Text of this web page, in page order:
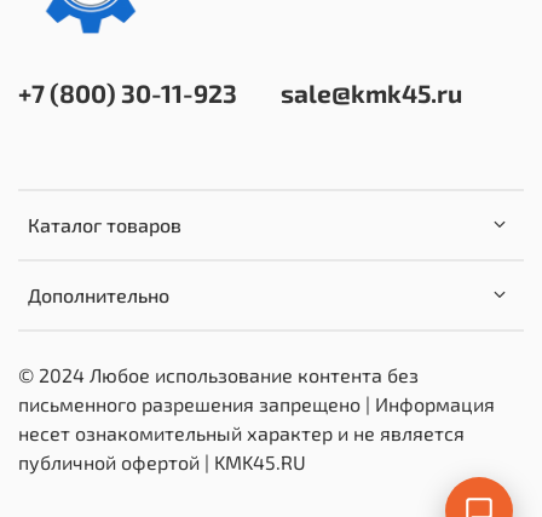
Каталог товаров
Дополнительно
+7 (800) 30-11-923 sale@kmk45.ru
© 2024 Любое использование контента без
письменного разрешения запрещено | Информация
несет ознакомительный характер и не является
публичной офертой | KMK45.RU